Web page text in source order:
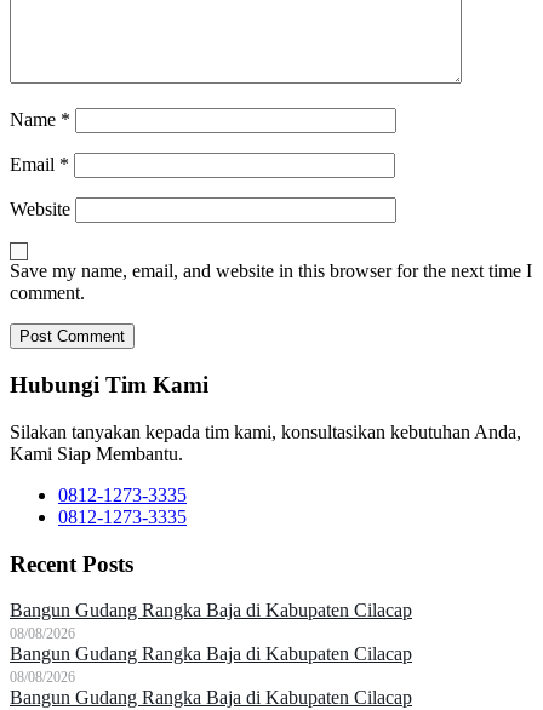
Name *
Email *
Website
Save my name, email, and website in this browser for the next time I
comment.
Hubungi Tim Kami
Silakan tanyakan kepada tim kami, konsultasikan kebutuhan Anda,
Kami Siap Membantu.
0812-1273-3335
0812-1273-3335
Recent Posts
Bangun Gudang Rangka Baja di Kabupaten Cilacap
08/08/2026
Bangun Gudang Rangka Baja di Kabupaten Cilacap
08/08/2026
Bangun Gudang Rangka Baja di Kabupaten Cilacap